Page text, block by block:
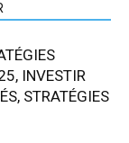
INVESTIR
STRATÉGIES